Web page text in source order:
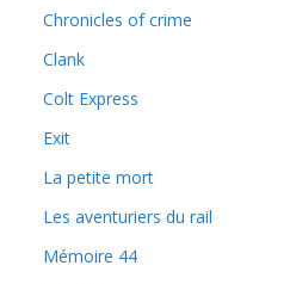
Chronicles of crime
Clank
Colt Express
Exit
La petite mort
Les aventuriers du rail
Mémoire 44